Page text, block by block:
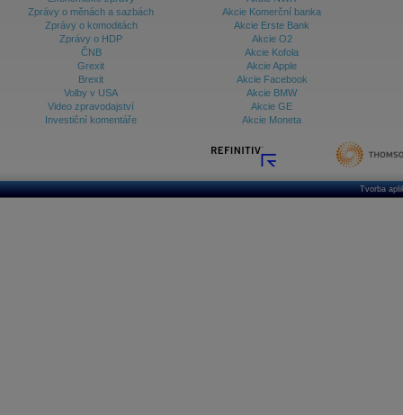
Zprávy o měnách a sazbách
Zprávy o komoditách
Zprávy o HDP
ČNB
Grexit
Brexit
Volby v USA
Video zpravodajství
Investiční komentáře
Akcie Komerční banka
Akcie Erste Bank
Akcie O2
Akcie Kofola
Akcie Apple
Akcie Facebook
Akcie BMW
Akcie GE
Akcie Moneta
Tvorba